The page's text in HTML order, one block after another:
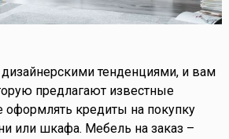
тенденциями, и вам
предлагают известные
оформлять кредиты на покупку
или шкафа. Мебель на заказ –